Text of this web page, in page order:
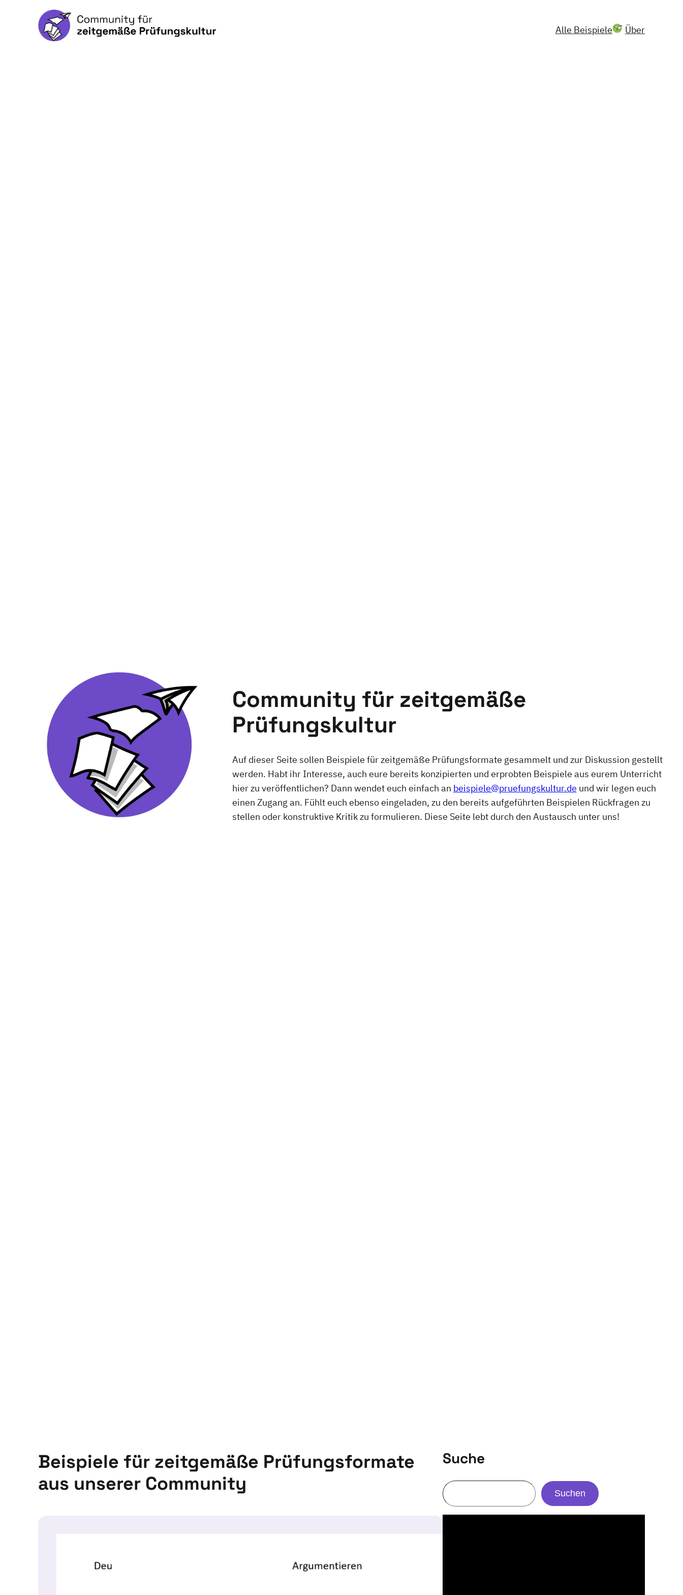
Alle Beispiele Über
Community für zeitgemäße
Prüfungskultur
Auf dieser Seite sollen Beispiele für zeitgemäße Prüfungsformate gesammelt und zur Diskussion gestellt
werden. Habt ihr Interesse, auch eure bereits konzipierten und erprobten Beispiele aus eurem Unterricht
hier zu veröffentlichen? Dann wendet euch einfach an beispiele@pruefungskultur.de und wir legen euch
einen Zugang an. Fühlt euch ebenso eingeladen, zu den bereits aufgeführten Beispielen Rückfragen zu
stellen oder konstruktive Kritik zu formulieren. Diese Seite lebt durch den Austausch unter uns!
Beispiele für zeitgemäße Prüfungsformate
aus unserer Community
Suche
Suchen